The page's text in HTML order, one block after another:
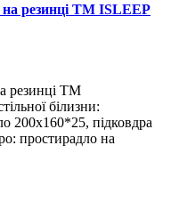
на резинці ТМ ISLEEP
резинці ТМ
білизни:
200х160*25, підковдра
простирадло на